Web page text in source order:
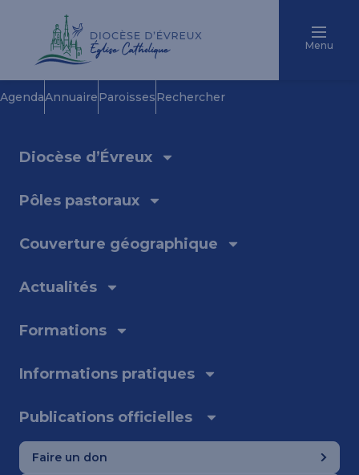
Menu
AgendaAnnuaireParoissesRechercher
Diocèse d’Évreux
Pôles pastoraux
Couverture géographique
Actualités
Formations
Informations pratiques
Publications officielles
Faire un don